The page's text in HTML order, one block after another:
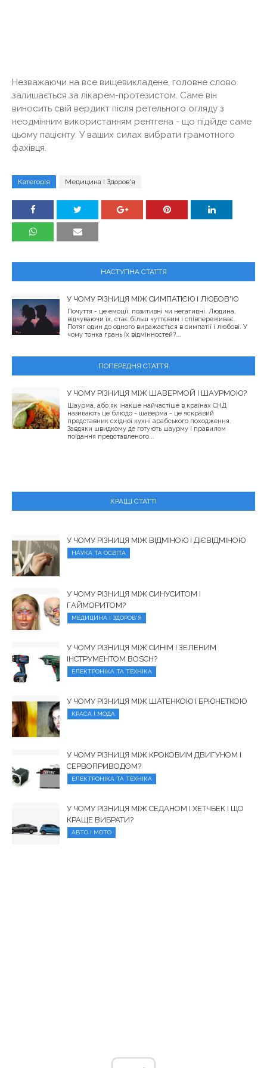
Незважаючи на все вищевикладене, головне слово
залишається за лікарем-протезистом. Саме він
виносить свій вердикт після ретельного огляду з
неодмінним використанням рентгена - що підійде саме
цьому пацієнту. У ваших силах вибрати грамотного
фахівця.
Категорія Медицина І Здоров'я
НАСТУПНА СТАТТЯ
У ЧОМУ РІЗНИЦЯ МІЖ СИМПАТІЄЮ І ЛЮБОВ'Ю
Почуття - це емоції, позитивні чи негативні. Людина,
відчуваючи їх, стає більш чуттєвим і співпереживає.
Потяг один до одного виражається в симпатії і любові. У
чому тонка грань їх відмінностей?...
ПОПЕРЕДНЯ СТАТТЯ
У ЧОМУ РІЗНИЦЯ МІЖ ШАВЕРМОЙ І ШАУРМОЮ?
Шаурма, або як інакше найчастіше в країнах СНД
називають це блюдо - шаверма - це яскравий
представник східної кухні арабського походження.
Завдяки швидкому де готують шаурму і правилом
поїдання представленого...
КРАЩІ СТАТТІ
У ЧОМУ РІЗНИЦЯ МІЖ ВІДМІНОЮ І ДІЄВІДМІНОЮ
НАУКА ТА ОСВІТА
У ЧОМУ РІЗНИЦЯ МІЖ СИНУСИТОМ І
ГАЙМОРИТОМ?
МЕДИЦИНА І ЗДОРОВ'Я
У ЧОМУ РІЗНИЦЯ МІЖ СИНІМ І ЗЕЛЕНИМ
ІНСТРУМЕНТОМ BOSCH?
ЕЛЕКТРОНІКА ТА ТЕХНІКА
У ЧОМУ РІЗНИЦЯ МІЖ ШАТЕНКОЮ І БРЮНЕТКОЮ
КРАСА І МОДА
У ЧОМУ РІЗНИЦЯ МІЖ КРОКОВИМ ДВИГУНОМ І
СЕРВОПРИВОДОМ?
ЕЛЕКТРОНІКА ТА ТЕХНІКА
У ЧОМУ РІЗНИЦЯ МІЖ СЕДАНОМ І ХЕТЧБЕК І ЩО
КРАЩЕ ВИБРАТИ?
АВТО І МОТО